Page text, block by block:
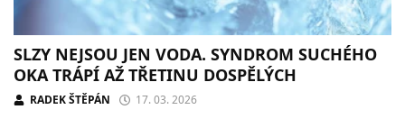
SLZY NEJSOU JEN VODA. SYNDROM SUCHÉHO
OKA TRÁPÍ AŽ TŘETINU DOSPĚLÝCH
RADEK ŠTĚPÁN 17. 03. 2026